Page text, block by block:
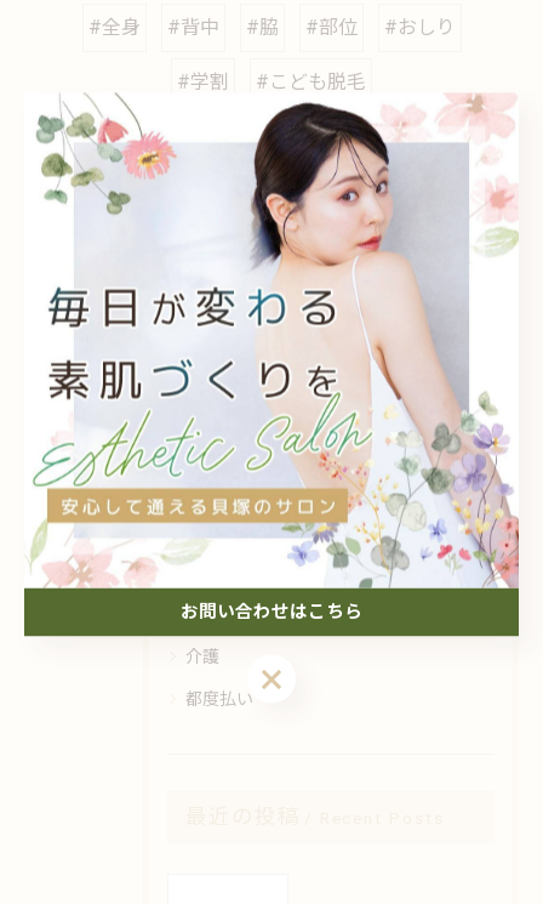
#全身 #背中 #脇 #部位 #おしり
#学割 #こども脱毛
カテゴリー Categories
全てのカテゴリー
フェイシャル
脱毛
シミケア
エイジング対策
個人
子供
介護
都度払い
お問い合わせはこちら